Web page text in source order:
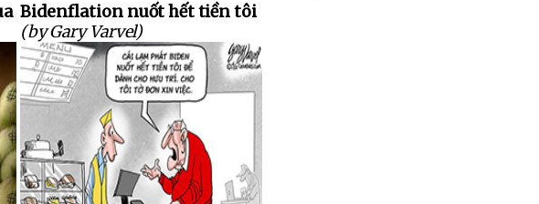
Bidenflation nuốt hết tiền tôi
(by Gary Varvel)